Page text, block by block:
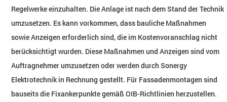
Regelwerke einzuhalten. Die Anlage ist nach dem Stand der Technik
umzusetzen. Es kann vorkommen, dass bauliche Maßnahmen
sowie Anzeigen erforderlich sind, die im Kostenvoranschlag nicht
berücksichtigt wurden. Diese Maßnahmen und Anzeigen sind vom
Auftragnehmer umzusetzen oder werden durch Sonergy
Elektrotechnik in Rechnung gestellt. Für Fassadenmontagen sind
bauseits die Fixankerpunkte gemäß OIB-Richtlinien herzustellen.